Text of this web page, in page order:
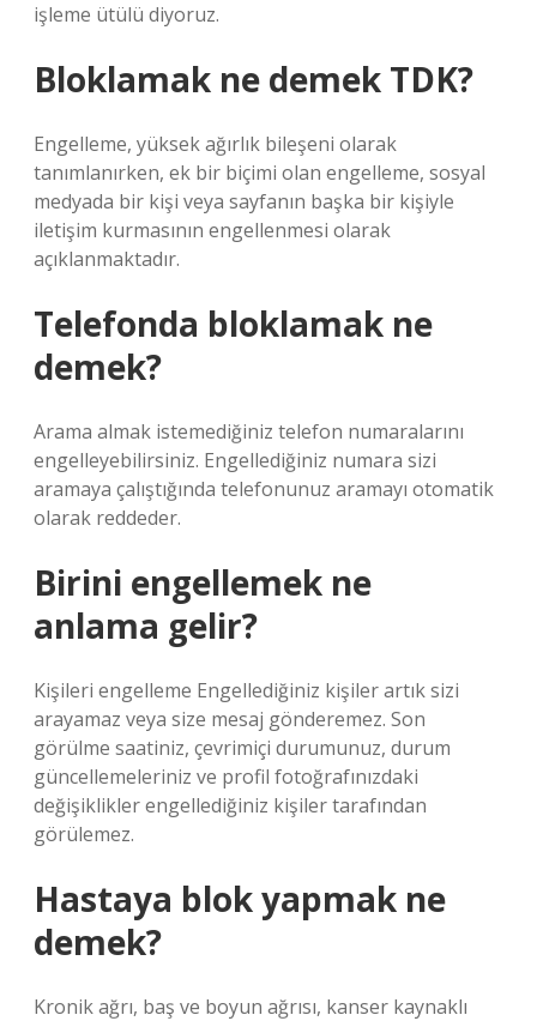
işleme ütülü diyoruz.
Bloklamak ne demek TDK?
Engelleme, yüksek ağırlık bileşeni olarak
tanımlanırken, ek bir biçimi olan engelleme, sosyal
medyada bir kişi veya sayfanın başka bir kişiyle
iletişim kurmasının engellenmesi olarak
açıklanmaktadır.
Telefonda bloklamak ne
demek?
Arama almak istemediğiniz telefon numaralarını
engelleyebilirsiniz. Engellediğiniz numara sizi
aramaya çalıştığında telefonunuz aramayı otomatik
olarak reddeder.
Birini engellemek ne
anlama gelir?
Kişileri engelleme Engellediğiniz kişiler artık sizi
arayamaz veya size mesaj gönderemez. Son
görülme saatiniz, çevrimiçi durumunuz, durum
güncellemeleriniz ve profil fotoğrafınızdaki
değişiklikler engellediğiniz kişiler tarafından
görülemez.
Hastaya blok yapmak ne
demek?
Kronik ağrı, baş ve boyun ağrısı, kanser kaynaklı